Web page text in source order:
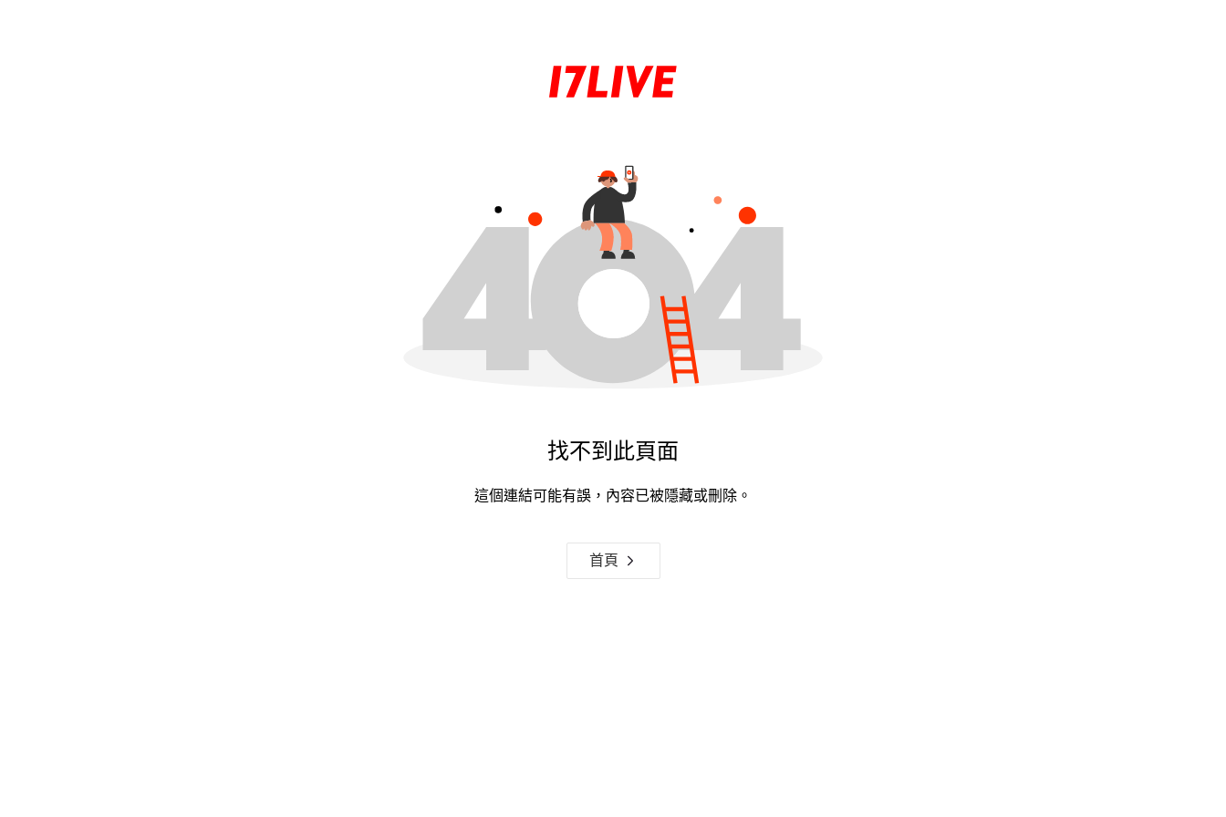
找不到此頁面
這個連結可能有誤，內容已被隱藏或刪除。
首頁